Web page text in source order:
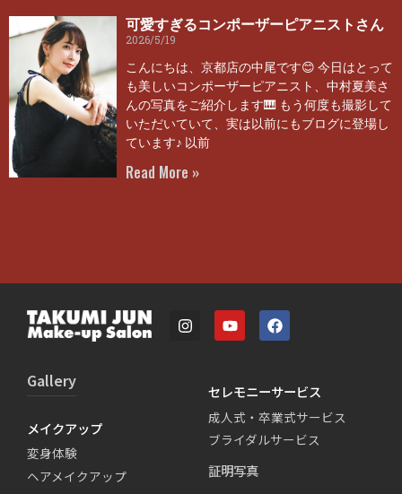
可愛すぎるコンポーザーピアニストさん
2026/5/19
こんにちは、京都店の中尾です😊 今日はとって
も美しいコンポーザーピアニスト、中村夏美さ
んの写真をご紹介します🎹 もう何度も撮影して
いただいていて、実は以前にもブログに登場し
ています♪ 以前
Read More »
Gallery
メイクアップ
変身体験
ヘアメイクアップ
セレモニーサービス
成人式・卒業式サービス
ブライダルサービス
証明写真